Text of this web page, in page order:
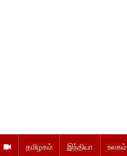
தமிழகம் இந்தியா உலகம்